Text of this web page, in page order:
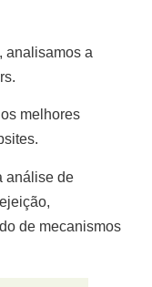
analisamos a
melhores
análise de
de mecanismos